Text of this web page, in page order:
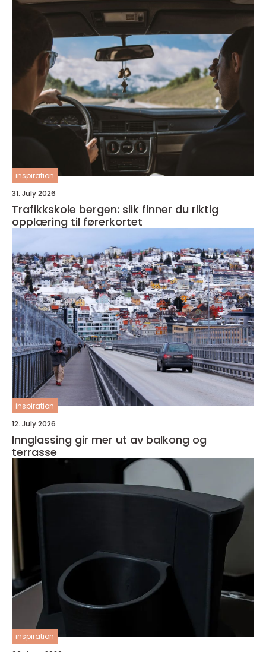
inspiration
31. July 2026
Trafikkskole bergen: slik finner du riktig
opplæring til førerkortet
inspiration
12. July 2026
Innglassing gir mer ut av balkong og
terrasse
inspiration